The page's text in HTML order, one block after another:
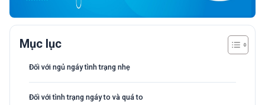
Mục lục
Đối với ngủ ngáy tình trạng nhẹ
Đối với tình trạng ngáy to và quá to